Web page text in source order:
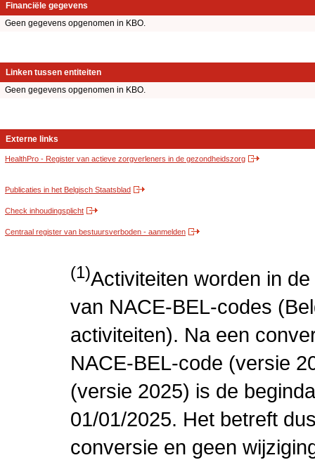
Financiële gegevens
Geen gegevens opgenomen in KBO.
Linken tussen entiteiten
Geen gegevens opgenomen in KBO.
Externe links
HealthPro - Register van actieve zorgverleners in de gezondheidszorg
Publicaties in het Belgisch Staatsblad
Check inhoudingsplicht
Centraal register van bestuursverboden - aanmelden
(1)Activiteiten worden in
van NACE-BEL-codes
activiteiten). Na een
NACE-BEL-code (versie
(versie 2025) is de
01/01/2025. Het betreft
conversie en geen